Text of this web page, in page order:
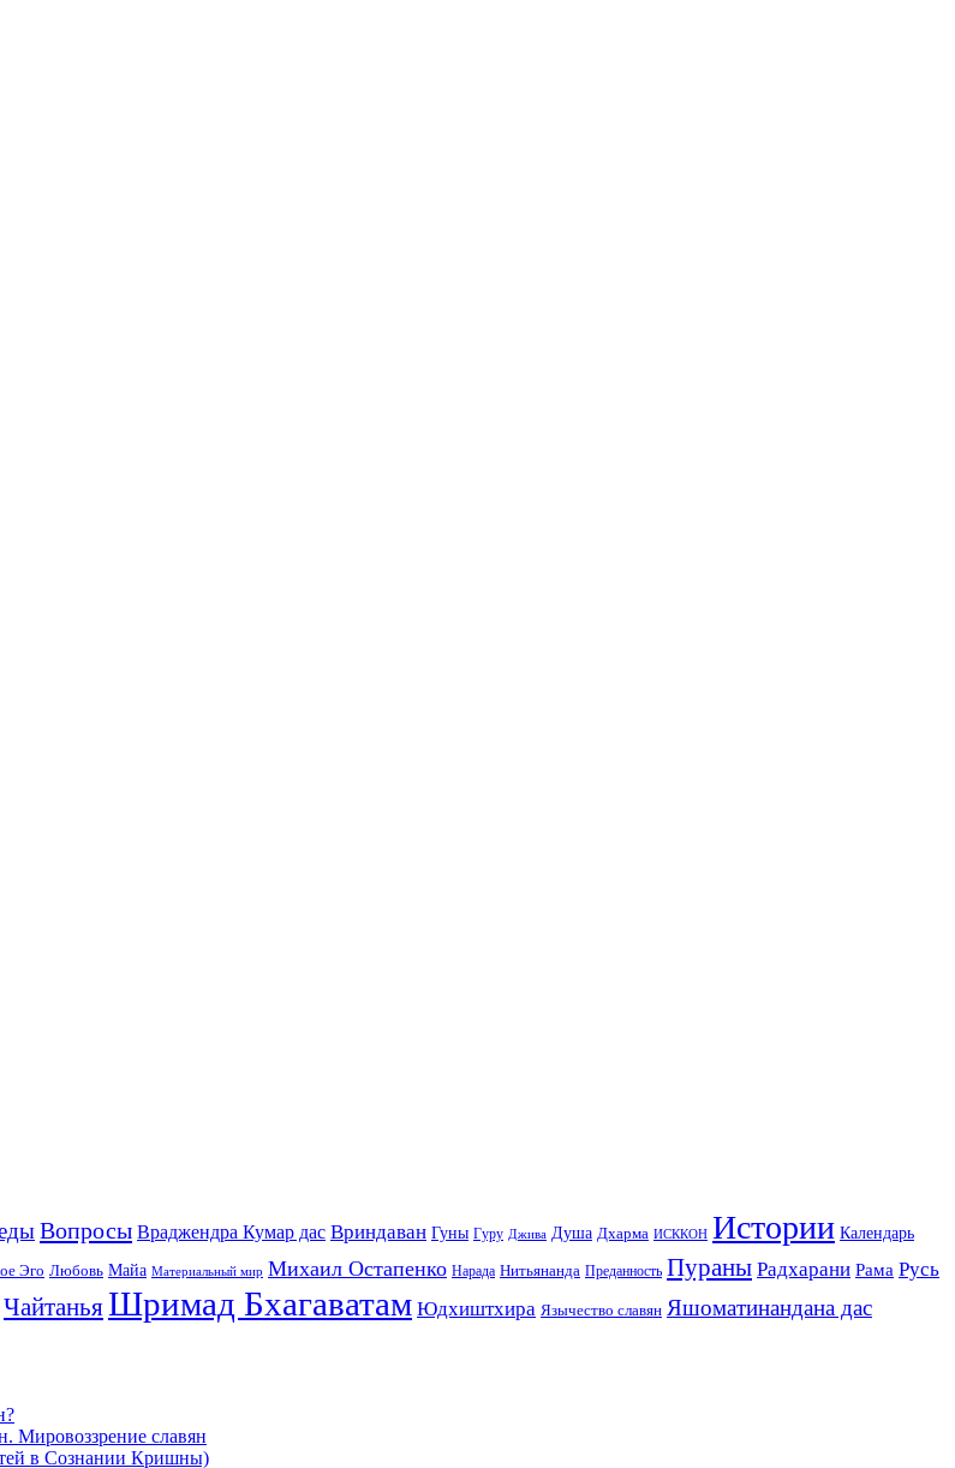
Вопросы Враджендра Кумар дас Вриндаван Гуны Гуру Джива Душа Дхарма ИСККОН Истории Календарь
Эго Любовь Майа Материальный мир Михаил Остапенко Нарада Нитьянанда Преданность Пураны Радхарани Рама Русь
ЧайтаньяШримад Бхагаватам Юдхиштхира Язычество славян Яшоматинандана дас
Мировоззрение славян
в Сознании Кришны)